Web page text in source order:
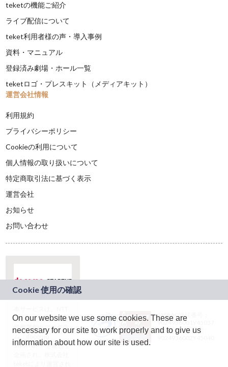
teketの機能ご紹介
ライブ配信について
teket利用者様の声・導入事例
資料・マニュアル
登録済み劇場・ホール一覧
teketロゴ・プレスキット（メディアキット）
運営会社情報
利用規約
プライバシーポリシー
Cookieの利用について
個人情報の取り扱いについて
特定商取引法に基づく表示
運営会社
お知らせ
お問い合わせ
ドコモグループの新
規事業創出プログラ
ム「docomo
STARTUP」を通じて
JASRAC許諾番号：
9024936001Y45037
JASRAC許諾番号：
On our website we use some cookies. These are
necessary for our site to work properly and to give us
information about how our site is used.